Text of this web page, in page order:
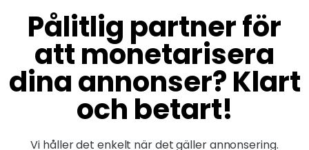
Pålitlig partner för
att monetarisera
dina annonser? Klart
och betart!
Vi håller det enkelt när det gäller annonsering.